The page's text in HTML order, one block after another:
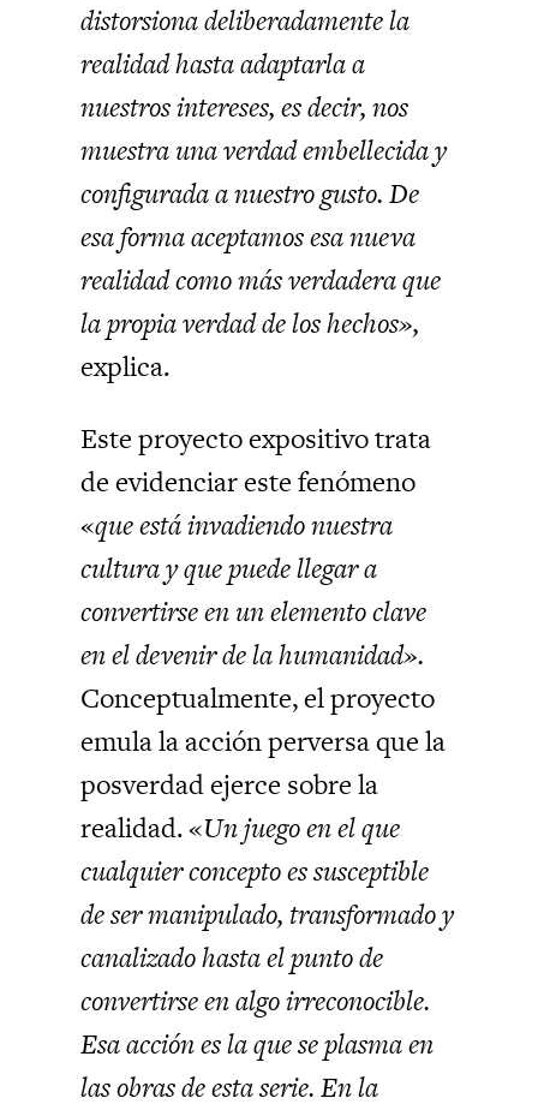
distorsiona deliberadamente la
realidad hasta adaptarla a
nuestros intereses, es decir, nos
muestra una verdad embellecida y
configurada a nuestro gusto. De
esa forma aceptamos esa nueva
realidad como más verdadera que
la propia verdad de los hechos»,
explica.
Este proyecto expositivo trata
de evidenciar este fenómeno
«que está invadiendo nuestra
cultura y que puede llegar a
convertirse en un elemento clave
en el devenir de la humanidad».
Conceptualmente, el proyecto
emula la acción perversa que la
posverdad ejerce sobre la
realidad. «Un juego en el que
cualquier concepto es susceptible
de ser manipulado, transformado y
canalizado hasta el punto de
convertirse en algo irreconocible.
Esa acción es la que se plasma en
las obras de esta serie. En la